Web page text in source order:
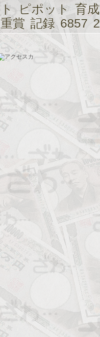
ト ピポット 育成
重賞 記録 6857